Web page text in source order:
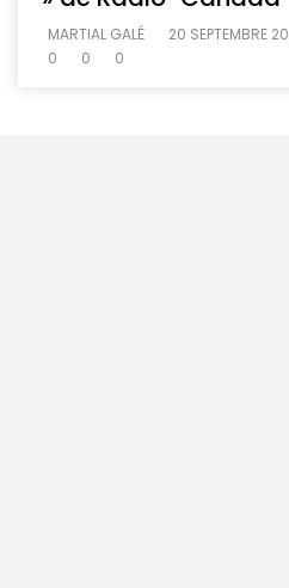
MARTIAL GALÉ
20 SEPTEMBRE
0
0 0